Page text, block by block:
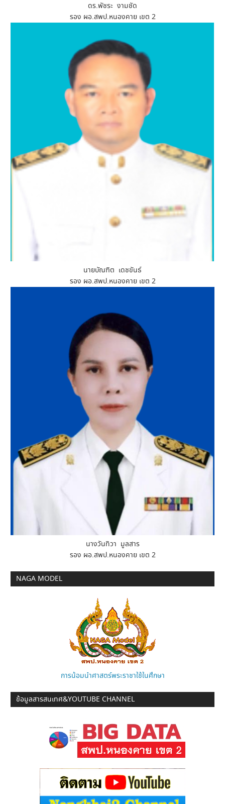
ดร.พัชระ งามชัด
รอง ผอ.สพป.หนองคาย เขต 2
นายบัณฑิต เดชขันธ์
รอง ผอ.สพป.หนองคาย เขต 2
นางวันทิวา มูลสาร
รอง ผอ.สพป.หนองคาย เขต 2
NAGA MODEL
การน้อมนำศาสตร์พระราชาใช้ในศึกษา
ข้อมูลสารสนเทศ&YOUTUBE CHANNEL